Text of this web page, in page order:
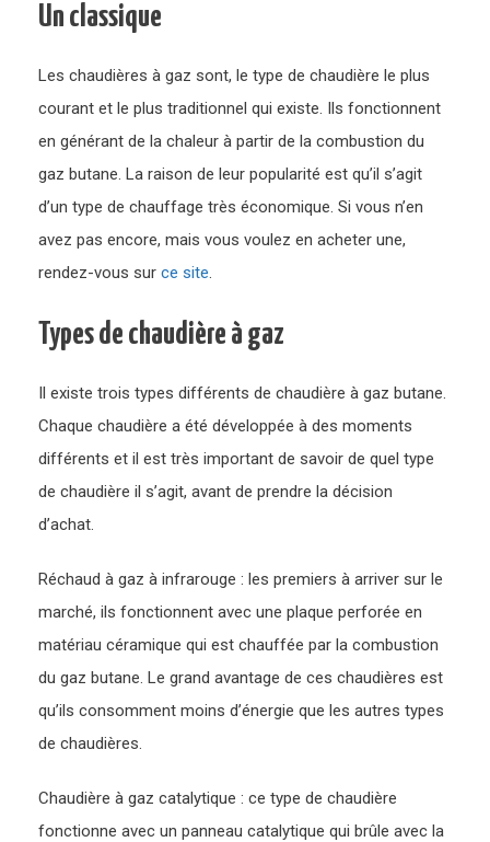
Un classique
Les chaudières à gaz sont, le type de chaudière le plus
courant et le plus traditionnel qui existe. Ils fonctionnent
en générant de la chaleur à partir de la combustion du
gaz butane. La raison de leur popularité est qu’il s’agit
d’un type de chauffage très économique. Si vous n’en
avez pas encore, mais vous voulez en acheter une,
rendez-vous sur ce site.
Types de chaudière à gaz
Il existe trois types différents de chaudière à gaz butane.
Chaque chaudière a été développée à des moments
différents et il est très important de savoir de quel type
de chaudière il s’agit, avant de prendre la décision
d’achat.
Réchaud à gaz à infrarouge : les premiers à arriver sur le
marché, ils fonctionnent avec une plaque perforée en
matériau céramique qui est chauffée par la combustion
du gaz butane. Le grand avantage de ces chaudières est
qu’ils consomment moins d’énergie que les autres types
de chaudières.
Chaudière à gaz catalytique : ce type de chaudière
fonctionne avec un panneau catalytique qui brûle avec la